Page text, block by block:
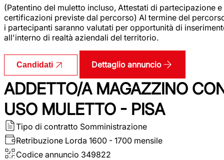
(Patentino del muletto incluso, Attestati di partecipazione e
certificazioni previste dal percorso) Al termine del
i partecipanti saranno valutati per opportunità di
all'interno di realtà aziendali del territorio.
Candidati Dettaglio annuncio
ADDETTO/A MAGAZZINO
USO MULETTO - PISA
Tipo di contratto Somministrazione
Retribuzione Lorda 1600 - 1700 mensile
Codice annuncio 349822